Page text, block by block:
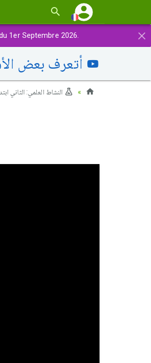
×
1er Septembre 2026.
أتعرف بعض
النشاط العلمي: الثاني